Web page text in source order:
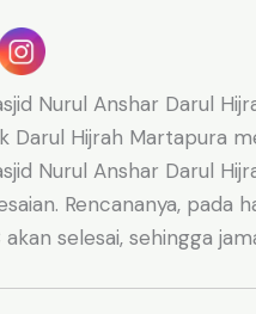
Nurul Anshar Darul
Darul Hijrah Martapura
Nurul Anshar Darul
Rencananya, pada
selesai, sehingga